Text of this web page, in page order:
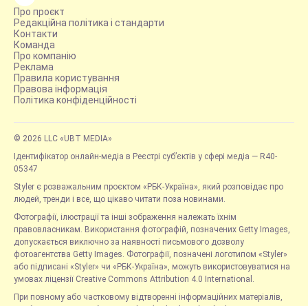
Про проєкт
Редакційна політика і стандарти
Контакти
Команда
Про компанію
Реклама
Правила користування
Правова інформація
Політика конфіденційності
© 2026 LLC «UBT MEDIA»
Ідентифікатор онлайн-медіа в Реєстрі суб’єктів у сфері медіа — R40-
05347
Styler є розважальним проєктом «РБК-Україна», який розповідає про
людей, тренди і все, що цікаво читати поза новинами.
Фотографії, ілюстрації та інші зображення належать їхнім
правовласникам. Використання фотографій, позначених Getty Images,
допускається виключно за наявності письмового дозволу
фотоагентства Getty Images. Фотографії, позначені логотипом «Styler»
або підписані «Styler» чи «РБК-Україна», можуть використовуватися на
умовах ліцензії Creative Commons Attribution 4.0 International.
При повному або частковому відтворенні інформаційних матеріалів,